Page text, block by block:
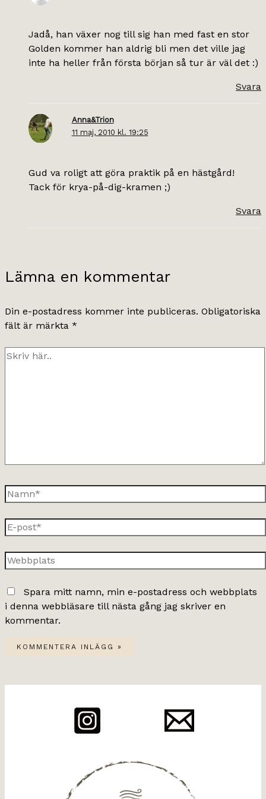
Jadå, han växer nog till sig han med fast en stor
Golden kommer han aldrig bli men det ville jag
inte ha heller från första början så tur är väl det :)
Svara
Anna&Trion
11 maj, 2010 kl. 19:25
Gud va roligt att göra praktik på en hästgård!
Tack för krya-på-dig-kramen ;)
Svara
Lämna en kommentar
Din e-postadress kommer inte publiceras. Obligatoriska
fält är märkta *
Skriv
Namn*
E-
post*
Webbplats
Spara mitt namn, min e-postadress och webbplats
i denna webbläsare till nästa gång jag skriver en
kommentar.